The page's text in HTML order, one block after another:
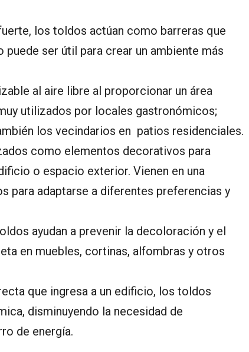
los toldos actúan como barreras que
ser útil para crear un ambiente más
al aire libre al proporcionar un área
utilizados por locales gastronómicos;
los vecindarios en patios residenciales.
como elementos decorativos para
o espacio exterior. Vienen en una
para adaptarse a diferentes preferencias y
ayudan a prevenir la decoloración y el
en muebles, cortinas, alfombras y otros
que ingresa a un edificio, los toldos
disminuyendo la necesidad de
de energía.